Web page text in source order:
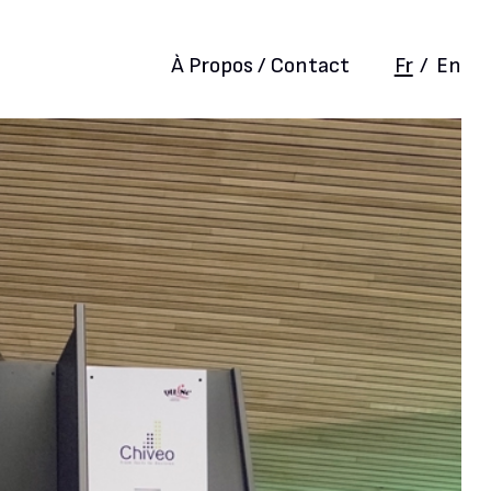
À Propos / Contact Fr / En